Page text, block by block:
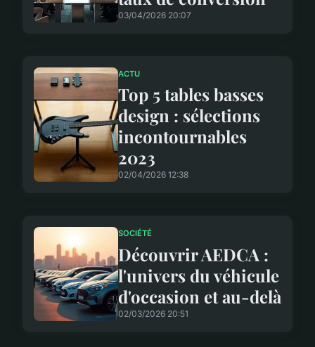
03/04/2026 20:07
ACTU
Top 5 tables basses
design : sélections
incontournables
2023
02/04/2026 12:38
SOCIÉTÉ
Découvrir AEDCA :
l'univers du véhicule
d'occasion et au-delà
02/03/2026 20:51